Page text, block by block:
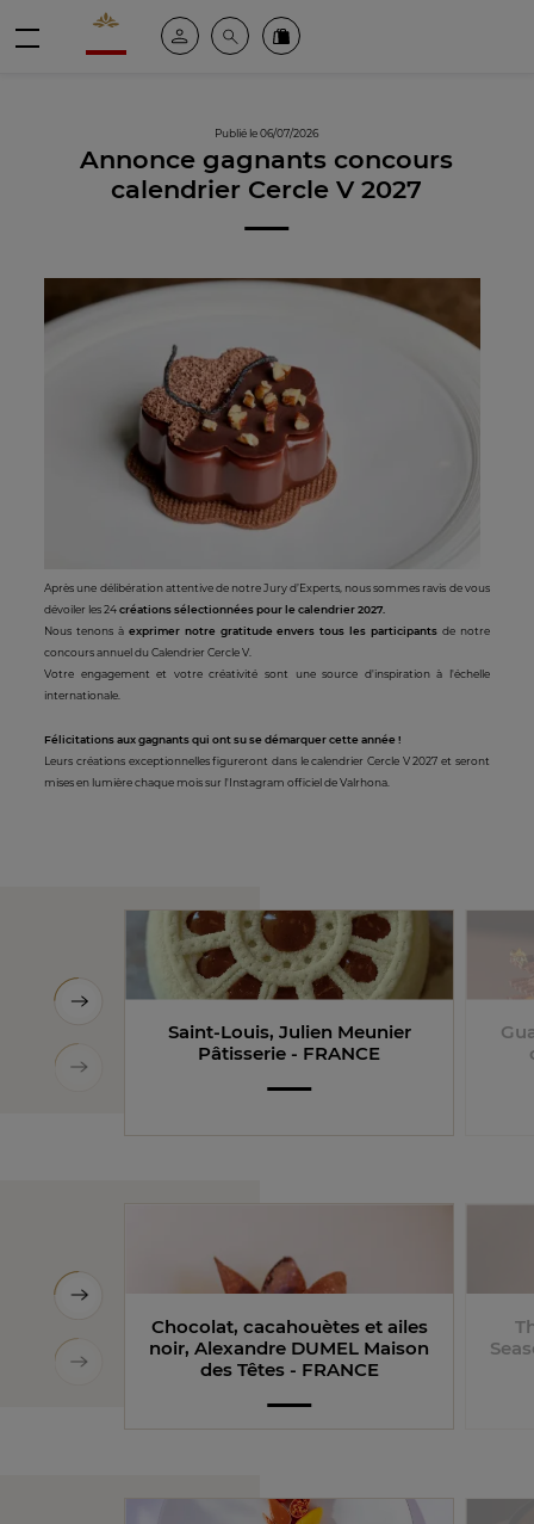
Valrhona - Imaginons le meilleur du chocolat
Espace clientRechercheCommandez en ligne
Publié le 06/07/2026
Annonce gagnants concours
calendrier Cercle V 2027
Après une délibération attentive de notre Jury d’Experts, nous sommes ravis de vous
dévoiler les 24créations sélectionnées pour le calendrier 2027.​
Nous tenons à exprimer notre gratitude envers tous les participantsde notre
concours annuel du Calendrier Cercle V.
Votre engagement et votre créativité sont une source d'inspiration à l'échelle
internationale.​
Félicitations aux gagnants qui ont su se démarquer cette année !
Leurs créations exceptionnelles figureront dans le calendrier Cercle V 2027 et seront
mises en lumière chaque mois sur l'Instagram officiel de Valrhona.
Saint-Louis, Julien Meunier
Pâtisserie - FRANCE
Chocolat, cacahouètes et ailes
noir​, Alexandre DUMEL Maison
des Têtes - FRANCE